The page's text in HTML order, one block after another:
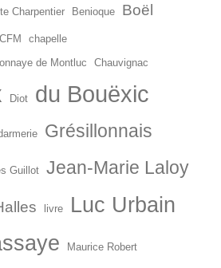
Charpentier Benioque
Boël
CFM
chapelle
de Montluc
Chauvignac
Diot du Bouëxic
Grésillonnais
Guillot Jean-Marie Laloy
livre Luc Urbain
Maurice Robert